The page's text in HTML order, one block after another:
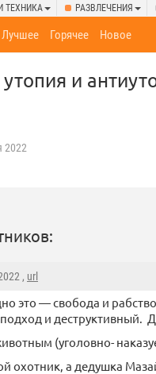
ТЕХНИКА РАЗВЛЕЧЕНИЯ
Лучшее Горячее Новое
и
2022
, url
это — свобода и
и деструктивный.
(уголовно-
охотник, а дедушка